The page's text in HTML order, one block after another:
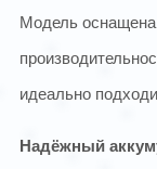
Модель оснащена
идеально
Надёжный